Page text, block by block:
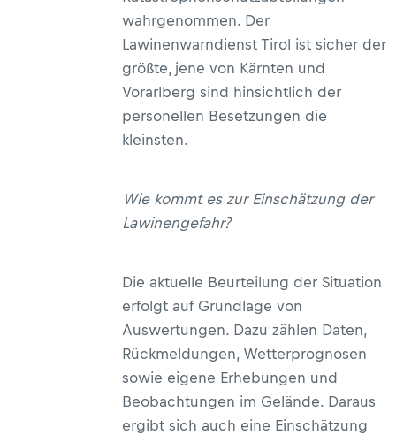
wahrgenommen. Der
Lawinenwarndienst Tirol ist sicher der
größte, jene von Kärnten und
Vorarlberg sind hinsichtlich der
personellen Besetzungen die
kleinsten.
Wie kommt es zur Einschätzung der
Lawinengefahr?
Die aktuelle Beurteilung der Situation
erfolgt auf Grundlage von
Auswertungen. Dazu zählen Daten,
Rückmeldungen, Wetterprognosen
sowie eigene Erhebungen und
Beobachtungen im Gelände. Daraus
ergibt sich auch eine Einschätzung